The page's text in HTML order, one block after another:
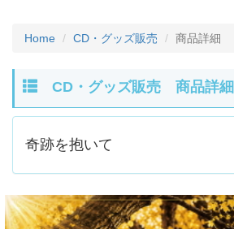
Home CD・グッズ販売 商品詳細
CD・グッズ販売 商品詳細
奇跡を抱いて